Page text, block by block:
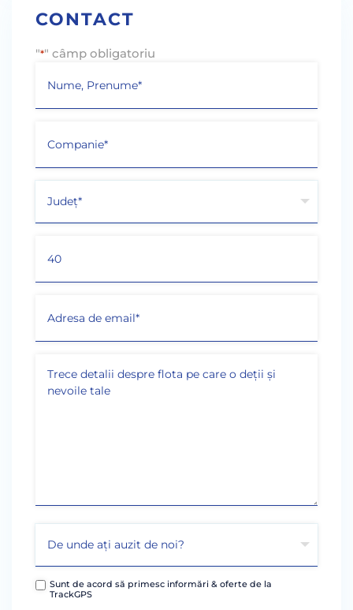
CONTACT
"*" câmp obligatoriu
Sunt de acord să primesc informări & oferte de la
TrackGPS